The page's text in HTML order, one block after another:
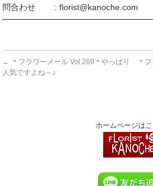
問合わせ : florist@kanoche.com
← ＊フラワーメール Vol.269＊やっぱり
人気ですよね～♪
＊
ホームページは